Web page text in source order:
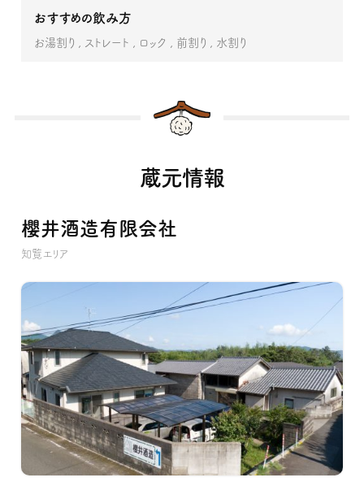
おすすめの飲み方
お湯割り ストレート ロック 前割り 水割り
蔵元情報
櫻井酒造有限会社
知覧エリア